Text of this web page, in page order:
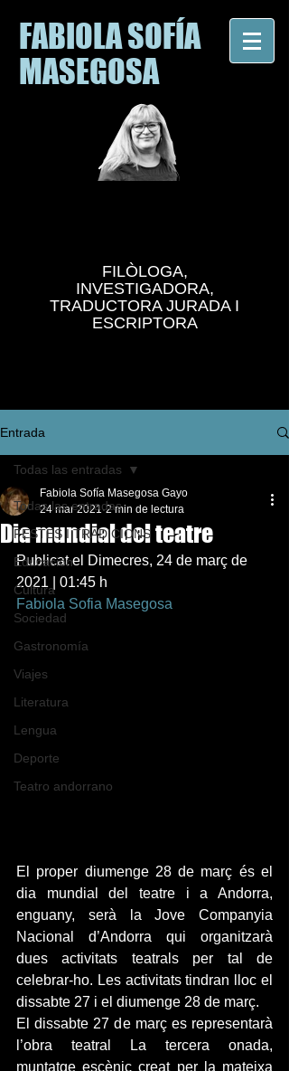
FABIOLA SOFÍA
MASEGOSA
FILÒLOGA,
INVESTIGADORA,
TRADUCTORA JURADA I
ESCRIPTORA
Entrada
Todas las entradas
FESTES I TRADICIONS
Educación
Cultura
Sociedad
Gastronomía
Viajes
Literatura
Lengua
Deporte
Teatro andorrano
Todas las entradas
Dia mundial del teatre
Fabiola Sofía Masegosa Gayo
24 mar 2021 2 min de lectura
Publicat el Dimecres, 24 de març de
2021 | 01:45 h
Fabiola Sofia Masegosa
El proper diumenge 28 de març és el
dia mundial del teatre i a Andorra,
enguany, serà la Jove Companyia
Nacional d’Andorra qui organitzarà
dues activitats teatrals per tal de
celebrar-ho. Les activitats tindran lloc el
dissabte 27 i el diumenge 28 de març.
El dissabte 27 de març es representarà
l’obra teatral La tercera onada,
muntatge escènic creat per la mateixa